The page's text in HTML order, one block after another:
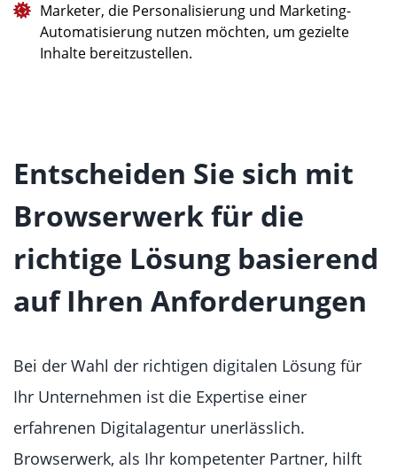
Marketer, die Personalisierung und Marketing-
Automatisierung nutzen möchten, um gezielte
Inhalte bereitzustellen.
Entscheiden Sie sich mit
Browserwerk für die
richtige Lösung basierend
auf Ihren Anforderungen
Bei der Wahl der richtigen digitalen Lösung für
Ihr Unternehmen ist die Expertise einer
erfahrenen Digitalagentur unerlässlich.
Browserwerk, als Ihr kompetenter Partner, hilft